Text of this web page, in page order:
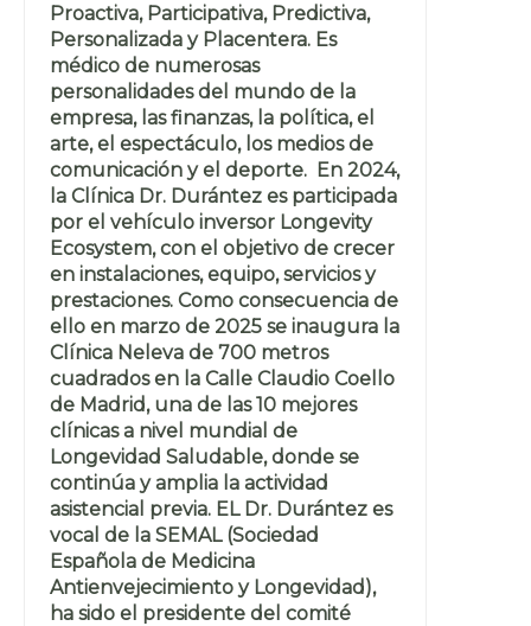
Proactiva, Participativa, Predictiva,
Personalizada y Placentera. Es
médico de numerosas
personalidades del mundo de la
empresa, las finanzas, la política, el
arte, el espectáculo, los medios de
comunicación y el deporte. En 2024,
la Clínica Dr. Durántez es participada
por el vehículo inversor Longevity
Ecosystem, con el objetivo de crecer
en instalaciones, equipo, servicios y
prestaciones. Como consecuencia de
ello en marzo de 2025 se inaugura la
Clínica Neleva de 700 metros
cuadrados en la Calle Claudio Coello
de Madrid, una de las 10 mejores
clínicas a nivel mundial de
Longevidad Saludable, donde se
continúa y amplia la actividad
asistencial previa. EL Dr. Durántez es
vocal de la SEMAL (Sociedad
Española de Medicina
Antienvejecimiento y Longevidad),
ha sido el presidente del comité